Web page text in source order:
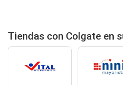
Tiendas con Colgate en